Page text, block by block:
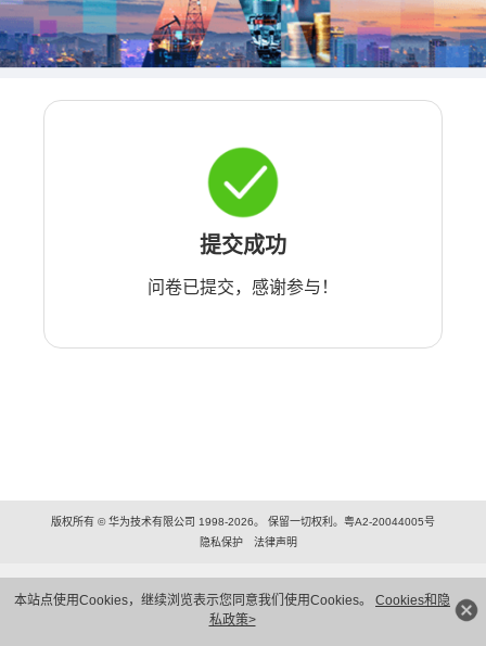
本站点使用Cookies，继续浏览表示您同意我们使用Cookies。 Cookies和隐
私政策>
提交成功
问卷已提交，感谢参与！
版权所有 © 华为技术有限公司 1998-2026。 保留一切权利。粤A2-20044005号
隐私保护
法律声明